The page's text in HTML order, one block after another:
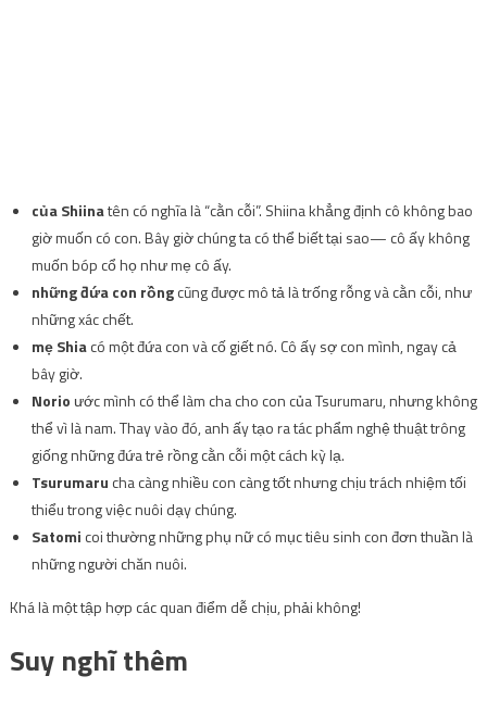
của Shiinatên có nghĩa là “cằn cỗi”. Shiina khẳng định cô không bao
giờ muốn có con. Bây giờ chúng ta có thể biết tại sao— cô ấy không
muốn bóp cổ họ như mẹ cô ấy.
những đứa con rồngcũng được mô tả là trống rỗng và cằn cỗi, như
những xác chết.
mẹ Shiacó một đứa con và cố giết nó. Cô ấy sợ con mình, ngay cả
bây giờ.
Norio ước mình có thể làm cha cho con của Tsurumaru, nhưng không
thể vì là nam. Thay vào đó, anh ấy tạo ra tác phẩm nghệ thuật trông
giống những đứa trẻ rồng cằn cỗi một cách kỳ lạ.
Tsurumaru cha càng nhiều con càng tốt nhưng chịu trách nhiệm tối
thiểu trong việc nuôi dạy chúng.
Satomi coi thường những phụ nữ có mục tiêu sinh con đơn thuần là
những người chăn nuôi.
Khá là một tập hợp các quan điểm dễ chịu, phải không!
Suy nghĩ thêm